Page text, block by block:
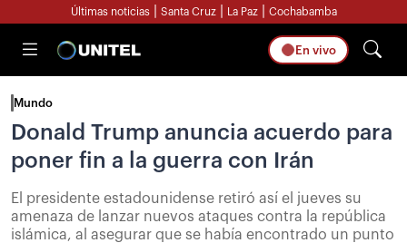
Últimas noticias Santa Cruz La Paz Cochabamba
En vivo
Mundo
Donald Trump anuncia acuerdo para
poner fin a la guerra con Irán
El presidente estadounidense retiró así el jueves su
amenaza de lanzar nuevos ataques contra la república
islámica, al asegurar que se había encontrado un punto